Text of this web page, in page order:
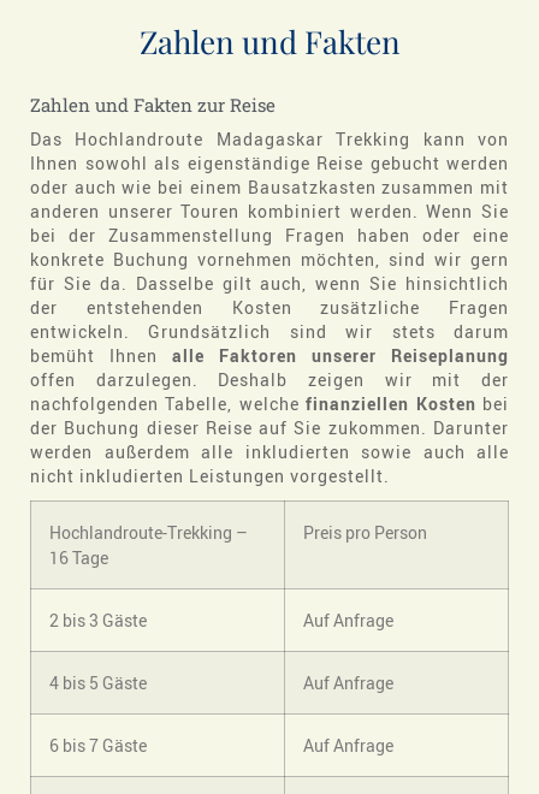
Zahlen und Fakten
Zahlen und Fakten zur Reise
Das Hochlandroute Madagaskar Trekking kann von
Ihnen sowohl als eigenständige Reise gebucht werden
oder auch wie bei einem Bausatzkasten zusammen mit
anderen unserer Touren kombiniert werden. Wenn Sie
bei der Zusammenstellung Fragen haben oder eine
konkrete Buchung vornehmen möchten, sind wir gern
für Sie da. Dasselbe gilt auch, wenn Sie hinsichtlich
der entstehenden Kosten zusätzliche Fragen
entwickeln. Grundsätzlich sind wir stets darum
bemüht Ihnen alle Faktoren unserer Reiseplanung
offen darzulegen. Deshalb zeigen wir mit der
nachfolgenden Tabelle, welchefinanziellen Kosten bei
der Buchung dieser Reise auf Sie zukommen. Darunter
werden außerdem alle inkludierten sowie auch alle
nicht inkludierten Leistungen vorgestellt.
Hochlandroute-Trekking –
16 Tage
Preis pro Person
2 bis 3 Gäste Auf Anfrage
4 bis 5 Gäste Auf Anfrage
6 bis 7 Gäste Auf Anfrage